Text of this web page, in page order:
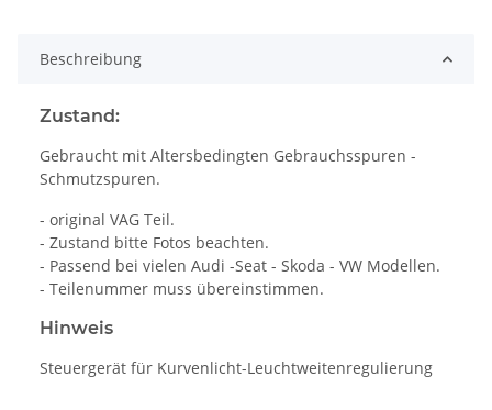
Beschreibung
Zustand:
Gebraucht mit Altersbedingten Gebrauchsspuren -
Schmutzspuren.
- original VAG Teil.
- Zustand bitte Fotos beachten.
- Passend bei vielen Audi -Seat - Skoda - VW Modellen.
- Teilenummer muss übereinstimmen.
Hinweis
Steuergerät für Kurvenlicht-Leuchtweitenregulierung